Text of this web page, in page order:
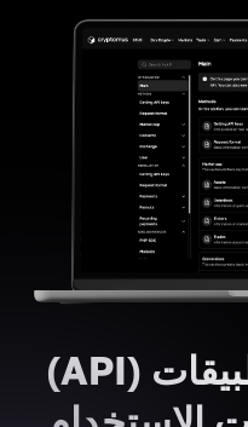
واجهة برمجة تطبيقات (API)